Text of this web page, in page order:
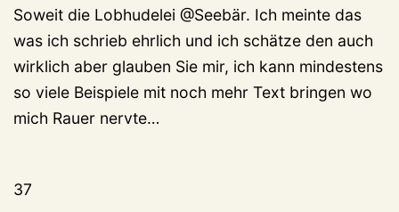
Soweit die Lobhudelei @Seebär. Ich meinte das
was ich schrieb ehrlich und ich schätze den auch
wirklich aber glauben Sie mir, ich kann mindestens
so viele Beispiele mit noch mehr Text bringen wo
mich Rauer nervte…
37